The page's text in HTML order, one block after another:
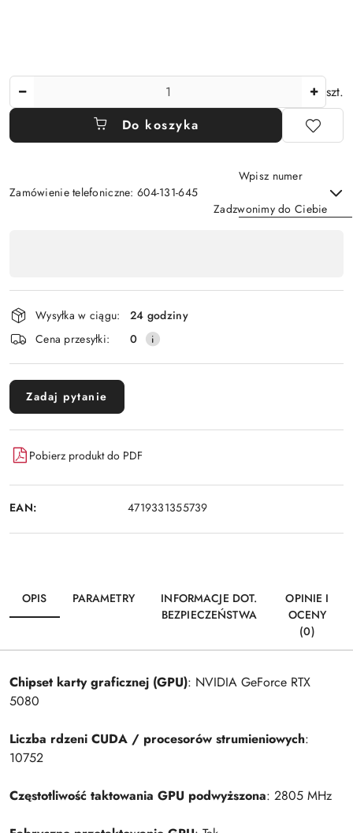
szt.
Do koszyka
Zamówienie telefoniczne: 604-131-645
Wpisz numer
Zadzwonimy do Ciebie
płatność
i
dostawa
Wysyłka w ciągu:
24 godziny
Cena przesyłki:
0
Zadaj pytanie
Pobierz produkt do PDF
EAN: 4719331355739
OPIS PARAMETRY
INFORMACJE DOT.
BEZPIECZEŃSTWA
OPINIE I
OCENY
(0)
Chipset karty graficznej (GPU): NVIDIA GeForce RTX
5080
Liczba rdzeni CUDA / procesorów strumieniowych:
10752
Częstotliwość taktowania GPU podwyższona: 2805 MHz